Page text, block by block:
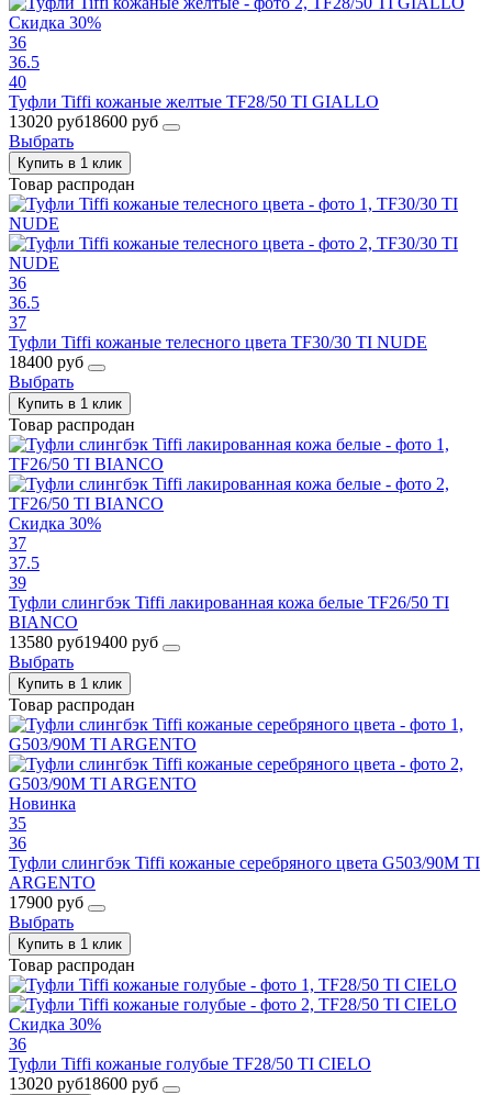
Скидка 30%
36
36.5
40
Туфли Tiffi кожаные желтые TF28/50 TI GIALLO
13020 руб18600 руб
Выбрать
Купить в 1 клик
Товар распродан
36
36.5
37
Туфли Tiffi кожаные телесного цвета TF30/30 TI NUDE
18400 руб
Выбрать
Купить в 1 клик
Товар распродан
Скидка 30%
37
37.5
39
Туфли слингбэк Tiffi лакированная кожа белые TF26/50 TI
BIANCO
13580 руб19400 руб
Выбрать
Купить в 1 клик
Товар распродан
Новинка
35
36
Туфли слингбэк Tiffi кожаные серебряного цвета G503/90M TI
ARGENTO
17900 руб
Выбрать
Купить в 1 клик
Товар распродан
Скидка 30%
36
Туфли Tiffi кожаные голубые TF28/50 TI CIELO
13020 руб18600 руб